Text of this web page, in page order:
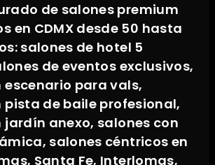
de salones premium
en CDMX desde 50 hasta
salones de hotel 5
de eventos exclusivos,
escenario para vals,
pista de baile profesional,
jardín anexo, salones con
salones céntricos en
Santa Fe, Interlomas,